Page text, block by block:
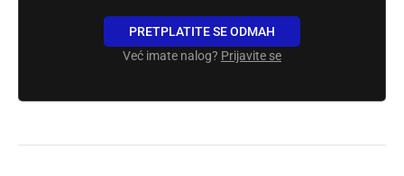
PRETPLATITE SE ODMAH
Već imate nalog? Prijavite se